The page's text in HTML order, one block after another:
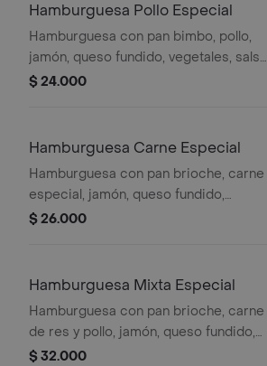
Hamburguesa Pollo Especial
Hamburguesa con pan bimbo, pollo,
jamón, queso fundido, vegetales, salsa
de la casa, acompaña de papas a la
$ 24.000
Hamburguesa Carne Especial
Hamburguesa con pan brioche, carne
especial, jamón, queso fundido,
lechuga, tomate, cebolla y salsas de la
$ 26.000
Hamburguesa Mixta Especial
Hamburguesa con pan brioche, carne
de res y pollo, jamón, queso fundido,
lechuga y salsas de la casa.
$ 32.000